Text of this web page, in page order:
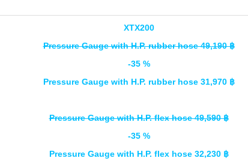
XTX200
Pressure Gauge with H.P. rubber hose 49,190 ฿
-35 %
Pressure Gauge with H.P. rubber hose 31,970 ฿
Pressure Gauge with H.P. flex hose 49,590 ฿
-35 %
Pressure Gauge with H.P. flex hose 32,230 ฿